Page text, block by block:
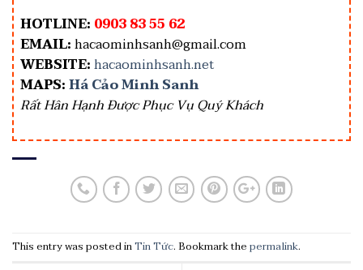
HOTLINE: 0903 83 55 62
EMAIL:hacaominhsanh@gmail.com
WEBSITE:hacaominhsanh.net
MAPS:Há Cảo Minh Sanh
Rất Hân Hạnh Được Phục Vụ Quý Khách
This entry was posted inTin Tức. Bookmark thepermalink.